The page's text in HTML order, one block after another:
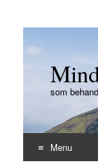
som
Menu